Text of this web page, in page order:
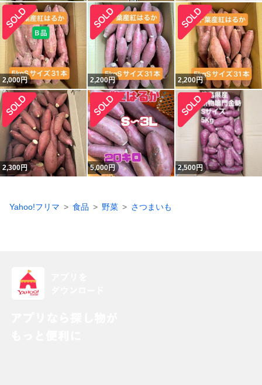
2,000円 2,200円 2,200円
2,300円 5,000円 2,500円
Yahoo!フリマ 食品 野菜 さつまいも